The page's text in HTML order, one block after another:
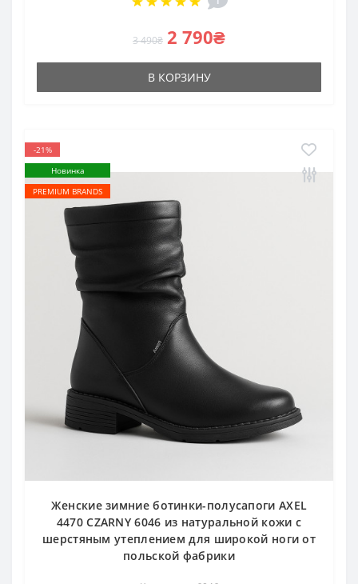
3 490₴ 2 790₴
В КОРЗИНУ
-21%
Новинка
PREMIUM BRANDS
Женские зимние ботинки-полусапоги AXEL
4470 CZARNY 6046 из натуральной кожи с
шерстяным утеплением для широкой ноги от
польской фабрики